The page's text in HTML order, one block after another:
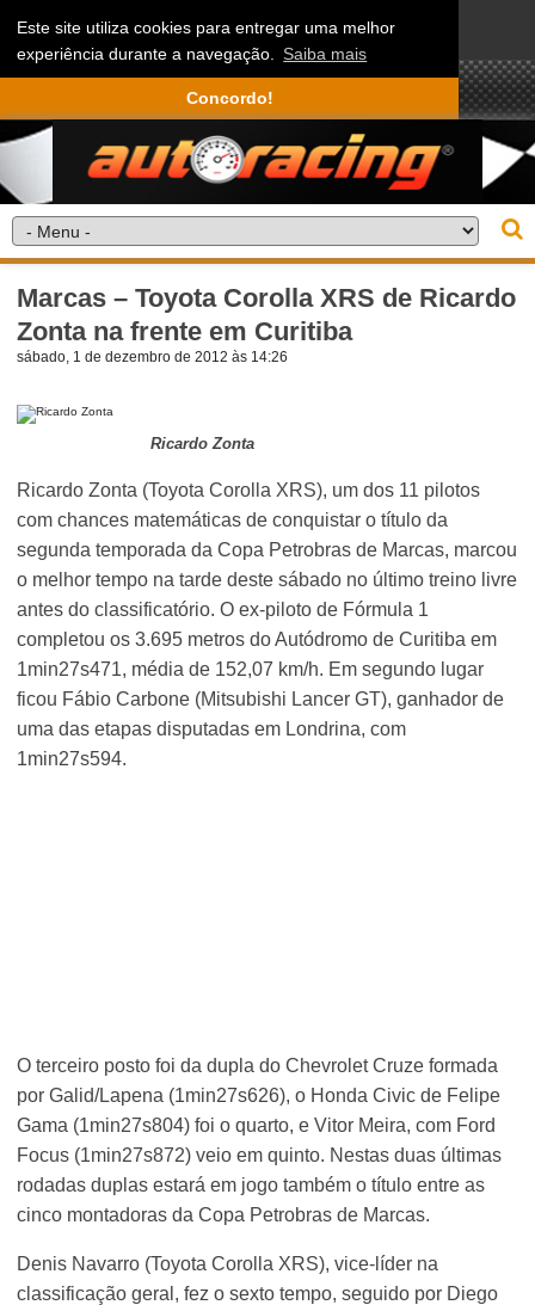
Este site utiliza cookies para entregar uma melhor
experiência durante a navegação. Saiba mais
Concordo!
Marcas – Toyota Corolla XRS de Ricardo
Zonta na frente em Curitiba
sábado, 1 de dezembro de 2012 às 14:26
Ricardo Zonta
Ricardo Zonta (Toyota Corolla XRS), um dos 11 pilotos
com chances matemáticas de conquistar o título da
segunda temporada da Copa Petrobras de Marcas, marcou
o melhor tempo na tarde deste sábado no último treino livre
antes do classificatório. O ex-piloto de Fórmula 1
completou os 3.695 metros do Autódromo de Curitiba em
1min27s471, média de 152,07 km/h. Em segundo lugar
ficou Fábio Carbone (Mitsubishi Lancer GT), ganhador de
uma das etapas disputadas em Londrina, com
1min27s594.
O terceiro posto foi da dupla do Chevrolet Cruze formada
por Galid/Lapena (1min27s626), o Honda Civic de Felipe
Gama (1min27s804) foi o quarto, e Vitor Meira, com Ford
Focus (1min27s872) veio em quinto. Nestas duas últimas
rodadas duplas estará em jogo também o título entre as
cinco montadoras da Copa Petrobras de Marcas.
Denis Navarro (Toyota Corolla XRS), vice-líder na
classificação geral, fez o sexto tempo, seguido por Diego